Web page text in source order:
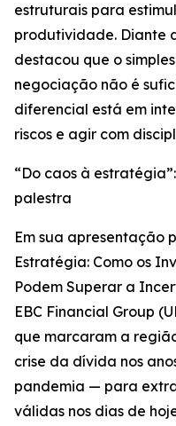
estruturais para
produtividade. Diante
destacou que o
negociação não é
diferencial está em
riscos e agir com
“Do caos à
palestra
Em sua apresentação
Estratégia: Como os
Podem Superar a
EBC Financial Group
que marcaram a
crise da dívida nos
pandemia — para
válidas nos dias de